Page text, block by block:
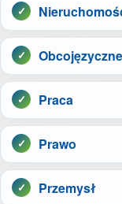
Obcojęzyczne
Praca
Prawo
Przemysł